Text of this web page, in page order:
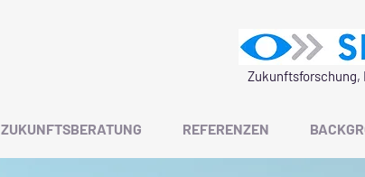
Zukunftsforschung,
ZUKUNFTSBERATUNG REFERENZEN